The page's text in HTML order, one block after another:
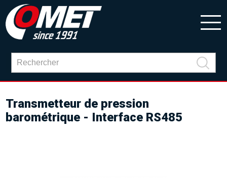
Transmetteur de pression
barométrique - Interface RS485